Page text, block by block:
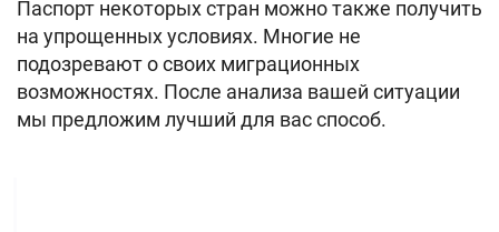
Паспорт некоторых стран можно также получить
на упрощенных условиях. Многие не
подозревают о своих миграционных
возможностях. После анализа вашей ситуации
мы предложим лучший для вас способ.